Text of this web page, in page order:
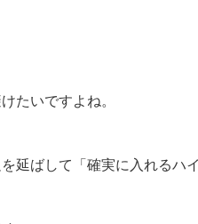
たいですよね。
延ばして「確実に入れるハ